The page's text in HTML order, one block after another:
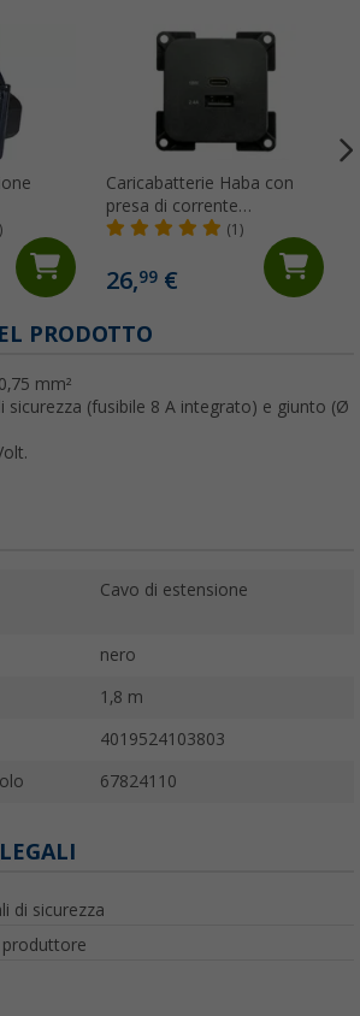
Caricabatterie Haba con
presa di corrente
incorporata C-Line doppio
USB-A e USB-C 10-24 Volt
(1)
26,99€
PRODOTTO
mm²
sicurezza (fusibile 8 A integrato) e giunto (Ø
Cavo di estensione
nero
1,8 m
4019524103803
67824110
di sicurezza